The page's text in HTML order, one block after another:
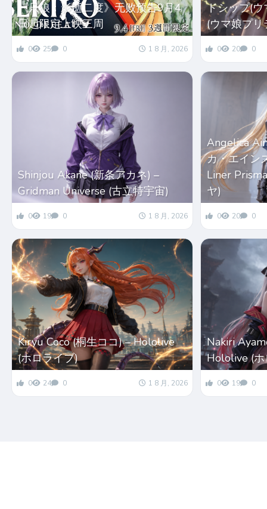
《只狼：影逝二度》无败预告9月4
日起限定上映三周
0 25 0 1 8 月, 2026
ドシップ(
(ウマ娘プ
0 20 0
Shinjou Akane (新条アカネ) –
Gridman Universe (古立特宇宙)
0 19 0 1 8 月, 2026
Angelica
カ・エイン
Liner
ヤ)
0 20 0
Kiryu Coco (桐生ココ) – Hololive
(ホロライブ)
0 24 0 1 8 月, 2026
Nakiri
Hololive (ホ
0 19 0